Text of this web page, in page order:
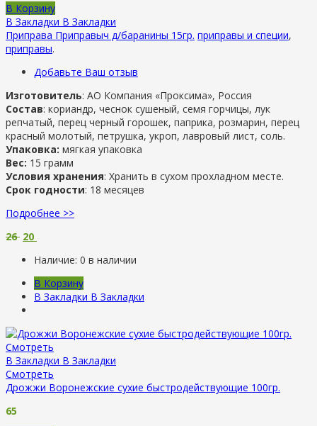
В Корзину
В Закладки В Закладки
Приправа Приправыч д/баранины 15гр. приправы и специи,
приправы.
Добавьте Ваш отзыв
Изготовитель: АО Компания «Проксима», Россия
Состав: кориандр, чеснок сушеный, семя горчицы, лук
репчатый, перец черный горошек, паприка, розмарин, перец
красный молотый, петрушка, укроп, лавровый лист, соль.
Упаковка: мягкая упаковка
Вес: 15 грамм
Условия хранения: Хранить в сухом прохладном месте.
Срок годности: 18 месяцев
Подробнее >>
26 20
Наличие: 0 в наличии
В Корзину
В Закладки В Закладки
Смотреть
В Закладки В Закладки
Смотреть
Дрожжи Воронежские сухие быстродействующие 100гр.
65